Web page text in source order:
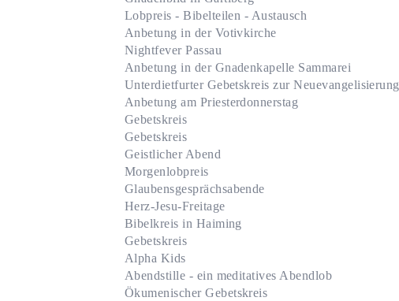
Lobpreis - Bibelteilen - Austausch
Anbetung in der Votivkirche
Nightfever Passau
Anbetung in der Gnadenkapelle Sammarei
Unterdietfurter Gebetskreis zur Neuevangelisierung
Anbetung am Priesterdonnerstag
Gebetskreis
Gebetskreis
Geistlicher Abend
Morgenlobpreis
Glaubensgesprächsabende
Herz-Jesu-Freitage
Bibelkreis in Haiming
Gebetskreis
Alpha Kids
Abendstille - ein meditatives Abendlob
Ökumenischer Gebetskreis